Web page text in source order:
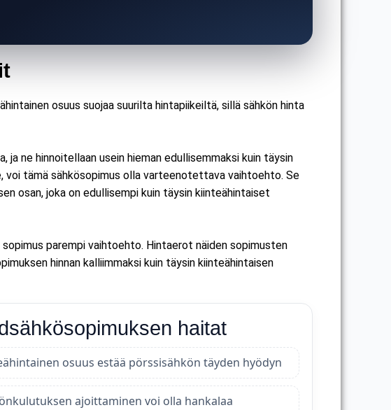
osuus suojaa suurilta hintapiikeiltä, sillä sähkön hinta
ja ne hinnoitellaan usein hieman edullisemmaksi kuin täysin
tämä sähkösopimus olla varteenotettava vaihtoehto. Se
osan, joka on edullisempi kuin täysin kiinteähintaiset
parempi vaihtoehto. Hintaerot näiden sopimusten
hinnan kalliimmaksi kuin täysin kiinteähintaisen
haitat
osuus estää pörssisähkön täyden hyödyn
ajoittaminen voi olla hankalaa